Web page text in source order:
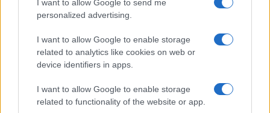
I want to allow Google to send me
personalized advertising.
I want to allow Google to enable storage
related to analytics like cookies on web or
device identifiers in apps.
I want to allow Google to enable storage
related to functionality of the website or app.
Giovannimaria Cabras